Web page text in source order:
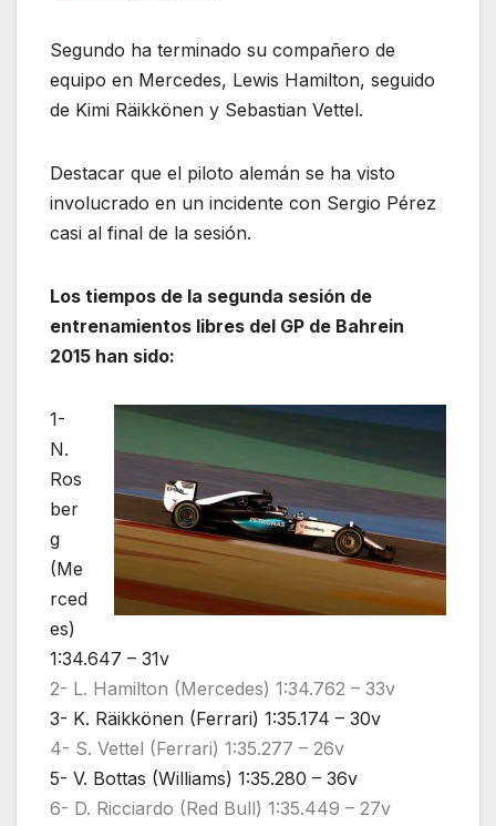
Segundo ha terminado su compañero de
equipo en Mercedes, Lewis Hamilton, seguido
de Kimi Räikkönen y Sebastian Vettel.
Destacar que el piloto alemán se ha visto
involucrado en un incidente con Sergio Pérez
casi al final de la sesión.
Los tiempos de la segunda sesión de
entrenamientos libres del GP de Bahrein
2015 han sido:
1-
N.
Ros
ber
g
(Me
rced
es)
1:34.647 – 31v
2- L. Hamilton (Mercedes) 1:34.762 – 33v
3- K. Räikkönen (Ferrari) 1:35.174 – 30v
4- S. Vettel (Ferrari) 1:35.277 – 26v
5- V. Bottas (Williams) 1:35.280 – 36v
6- D. Ricciardo (Red Bull) 1:35.449 – 27v